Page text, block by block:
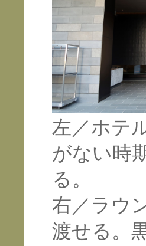
左／ホテ
がない時
る。
右／ラウ
渡せる。